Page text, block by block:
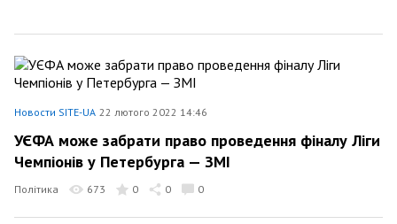
Новости SITE-UA 22 лютого 2022 14:46
УЄФА може забрати право проведення фіналу Ліги
Чемпіонів у Петербурга — ЗМІ
Політика 673 0 0 0